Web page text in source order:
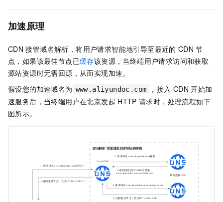
加速原理
CDN 接管域名解析，将用户请求智能地引导至最近的 CDN 节
点，如果该最佳节点已缓存该资源，当终端用户请求访问和获取
源站资源时无需回源，从而实现加速。
假设您的加速域名为 www.aliyundoc.com ，接入 CDN 开始加
速服务后，当终端用户在北京发起 HTTP 请求时，处理流程如下
图所示。